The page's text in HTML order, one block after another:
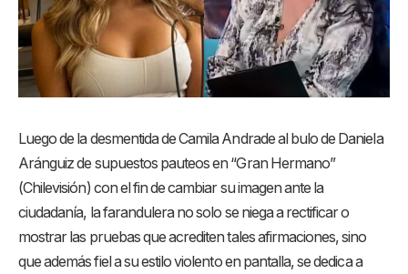
Luego de la desmentida de Camila Andrade al bulo de Daniela
Aránguiz de supuestos pauteos en “Gran Hermano”
(Chilevisión) con el fin de cambiar su imagen ante la
ciudadanía, la farandulera no solo se niega a rectificar o
mostrar las pruebas que acrediten tales afirmaciones, sino
que además fiel a su estilo violento en pantalla, se dedica a